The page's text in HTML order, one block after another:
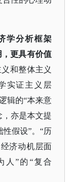
学分析框架
更具有价值
和整体主义
实证主义层
辑的“本来意
，亦是本文提
假设”。“历
济动机层面
人”的“复合